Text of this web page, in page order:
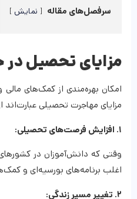
سرفصل‌های مقاله نمایش
مزایای تحصیل در
امکان بهره‌مندی از کمک‌های
مزایای مهاجرت تحصیلی عبارت‌اند
۱. افزایش فرصت‌های تحصیلی:
وقتی که دانش‌آموزان در
اغلب برنامه‌های بورسیه‌ای و
۲. تغییر مسیر زندگی: